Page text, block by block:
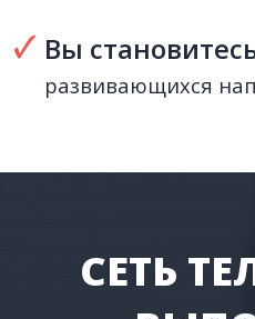
Вы
развивающихся
СЕТЬ